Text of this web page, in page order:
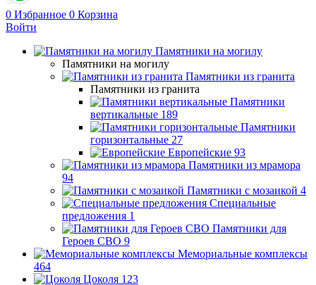
0 Избранное 0 Корзина
Войти
Памятники на могилу
Памятники на могилу
Памятники из гранита
Памятники из гранита
Памятники
вертикальные 189
Памятники
горизонтальные 27
Европейские 93
Памятники из мрамора
94
Памятники с мозаикой 4
Специальные
предложения 1
Памятники для
Героев СВО 9
Мемориальные комплексы
464
Цоколя 123